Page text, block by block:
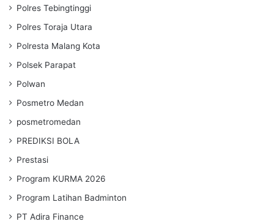
Polres Tebingtinggi
Polres Toraja Utara
Polresta Malang Kota
Polsek Parapat
Polwan
Posmetro Medan
posmetromedan
PREDIKSI BOLA
Prestasi
Program KURMA 2026
Program Latihan Badminton
PT Adira Finance